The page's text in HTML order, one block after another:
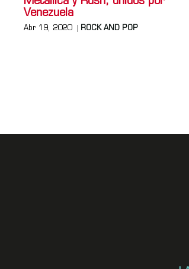
Venezuela
Abr 19, 2020 ROCK AND POP